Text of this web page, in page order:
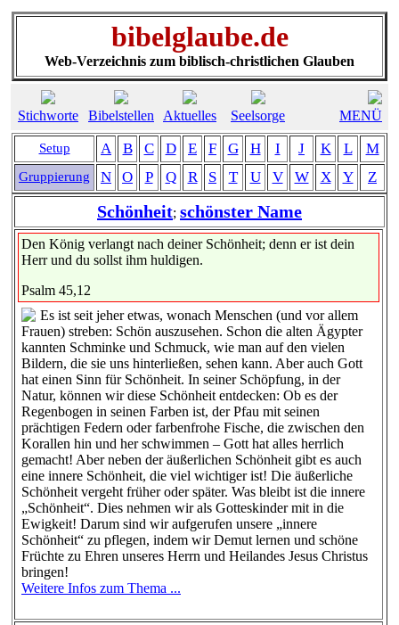
bibelglaube.de
Web-Verzeichnis zum biblisch-christlichen Glauben
Stichworte Bibelstellen Aktuelles Seelsorge MENÜ
Setup A B C D E F G H I J K L M
Gruppierung N O P Q R S T U V W X Y Z
Schönheit; schönster Name
Den König verlangt nach deiner Schönheit; denn er ist dein
Herr und du sollst ihm huldigen.
Psalm 45,12
Es ist seit jeher etwas, wonach Menschen (und vor allem
Frauen) streben: Schön auszusehen. Schon die alten Ägypter
kannten Schminke und Schmuck, wie man auf den vielen
Bildern, die sie uns hinterließen, sehen kann. Aber auch Gott
hat einen Sinn für Schönheit. In seiner Schöpfung, in der
Natur, können wir diese Schönheit entdecken: Ob es der
Regenbogen in seinen Farben ist, der Pfau mit seinen
prächtigen Federn oder farbenfrohe Fische, die zwischen den
Korallen hin und her schwimmen – Gott hat alles herrlich
gemacht! Aber neben der äußerlichen Schönheit gibt es auch
eine innere Schönheit, die viel wichtiger ist! Die äußerliche
Schönheit vergeht früher oder später. Was bleibt ist die innere
„Schönheit“. Dies nehmen wir als Gotteskinder mit in die
Ewigkeit! Darum sind wir aufgerufen unsere „innere
Schönheit“ zu pflegen, indem wir Demut lernen und schöne
Früchte zu Ehren unseres Herrn und Heilandes Jesus Christus
bringen!
Weitere Infos zum Thema ...